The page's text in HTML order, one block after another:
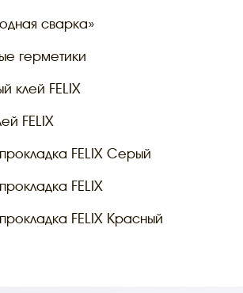
сварка»
герметики
клей FELIX
FELIX
FELIX Серый
FELIX
FELIX Красный